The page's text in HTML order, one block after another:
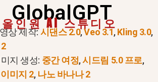
하고 싶다면 몇 가지 효과적인 방법
세스하기(권장)
한 올인원 AI 플랫폼입니다. Veo 3.1
벌 GPT는 다음을 제공합니다.
GlobalGPT
올인원 AI 스튜디오
상 제작:시댄스 2.0,Veo 3.1,Kling 3.0,
지 생성: 중간 여정,시드림 5.0 프로,
미지 2, 나노 바나나 2